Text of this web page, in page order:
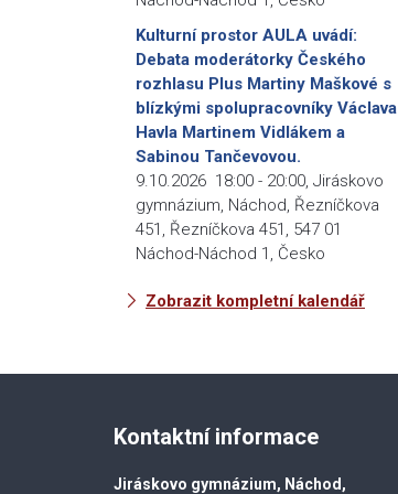
Kulturní prostor AULA uvádí:
Debata moderátorky Českého
rozhlasu Plus Martiny Maškové s
blízkými spolupracovníky Václava
Havla Martinem Vidlákem a
Sabinou Tančevovou.
9.10.2026 18:00 - 20:00 Jiráskovo
gymnázium, Náchod, Řezníčkova
451, Řezníčkova 451, 547 01
Náchod-Náchod 1, Česko
Zobrazit kompletní kalendář
Kontaktní informace
Jiráskovo gymnázium, Náchod,